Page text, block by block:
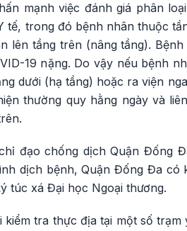
mạnh việc đánh giá phân
tế, trong đó bệnh nhân thuộc
lên tầng trên (nâng tầng).
19 nặng. Do vậy nếu bệnh
dưới (hạ tầng) hoặc ra viện
thường quy hằng ngày và
đạo chống dịch Quận Đống
dịch bệnh, Quận Đống Đa có
túc xá Đại học Ngoại thương.
tra thực địa tại một số